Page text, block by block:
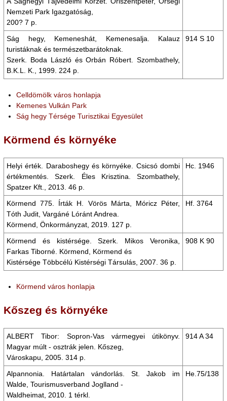
Nemzeti Park Igazgatóság,
200? 7 p.
Ság hegy, Kemeneshát, Kemenesalja. Kalauz
turistáknak és természetbarátoknak.
Szerk. Boda László és Orbán Róbert. Szombathely,
B.K.L. K., 1999. 224 p.
914 S 10
Celldömölk város honlapja
Kemenes Vulkán Park
Ság hegy Térsége Turisztikai Egyesület
Körmend és környéke
Helyi érték. Daraboshegy és környéke. Csicsó dombi
értékmentés. Szerk. Éles Krisztina. Szombathely,
Spatzer Kft., 2013. 46 p.
Hc. 1946
Körmend 775. Írták H. Vörös Márta, Móricz Péter,
Tóth Judit, Vargáné Lóránt Andrea.
Körmend, Önkormányzat, 2019. 127 p.
Hf. 3764
Körmend és kistérsége. Szerk. Mikos Veronika,
Farkas Tiborné. Körmend, Körmend és
Kistérsége Többcélú Kistérségi Társulás, 2007. 36 p.
908 K 90
Körmend város honlapja
Kőszeg és környéke
ALBERT Tibor: Sopron-Vas vármegyei útikönyv.
Magyar múlt - osztrák jelen. Kőszeg,
Városkapu, 2005. 314 p.
914 A 34
Alpannonia. Határtalan vándorlás. St. Jakob im
Walde, Tourismusverband Joglland -
Waldheimat, 2010. 1 térkl.
He.75/138